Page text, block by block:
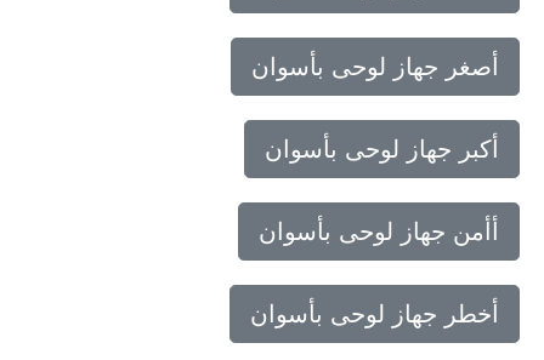
أصغر جهاز لوحى بأسوان
أكبر جهاز لوحى بأسوان
أأمن جهاز لوحى بأسوان
أخطر جهاز لوحى بأسوان